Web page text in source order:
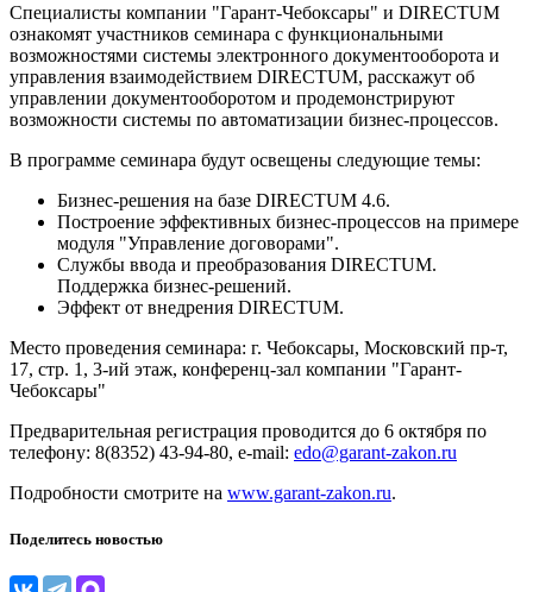
Специалисты компании "Гарант-Чебоксары" и DIRECTUM
ознакомят участников семинара с функциональными
возможностями системы электронного документооборота и
управления взаимодействием DIRECTUM, расскажут об
управлении документооборотом и продемонстрируют
возможности системы по автоматизации бизнес-процессов.
В программе семинара будут освещены следующие темы:
Бизнес-решения на базе DIRECTUM 4.6.
Построение эффективных бизнес-процессов на примере
модуля "Управление договорами".
Службы ввода и преобразования DIRECTUM.
Поддержка бизнес-решений.
Эффект от внедрения DIRECTUM.
Место проведения семинара: г. Чебоксары, Московский пр-т,
17, стр. 1, 3-ий этаж, конференц-зал компании "Гарант-
Чебоксары"
Предварительная регистрация проводится до 6 октября по
телефону: 8(8352) 43-94-80, e-mail: edo@garant-zakon.ru
Подробности смотрите на www.garant-zakon.ru.
Поделитесь новостью